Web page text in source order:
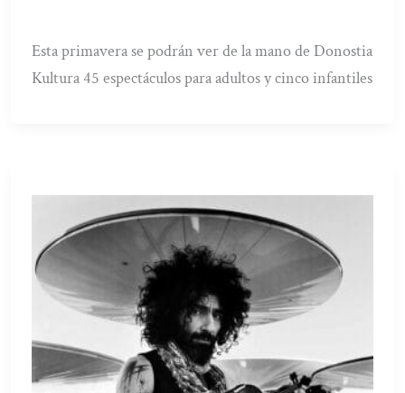
Esta primavera se podrán ver de la mano de Donostia
Kultura 45 espectáculos para adultos y cinco infantiles